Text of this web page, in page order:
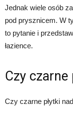
Jednak wiele osób
pod prysznicem. W
to pytanie i
łazience.
Czy czarne
Czy czarne płytki